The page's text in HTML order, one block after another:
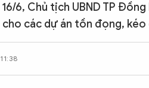
16/6, Chủ tịch UBND TP
các dự án tồn đọng,